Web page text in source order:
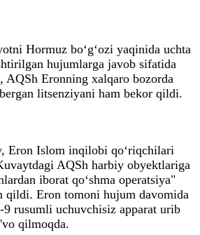
Hormuz bo‘g‘ozi yaqinida uchta
hujumlarga javob sifatida
AQSh Eronning xalqaro bozorda
litsenziyani ham bekor qildi.
Eron Islom inqilobi qo‘riqchilari
AQSh harbiy obyektlariga
iborat qo‘shma operatsiya"
qildi. Eron tomoni hujum davomida
rusumli uchuvchisiz apparat urib
qilmoqda.